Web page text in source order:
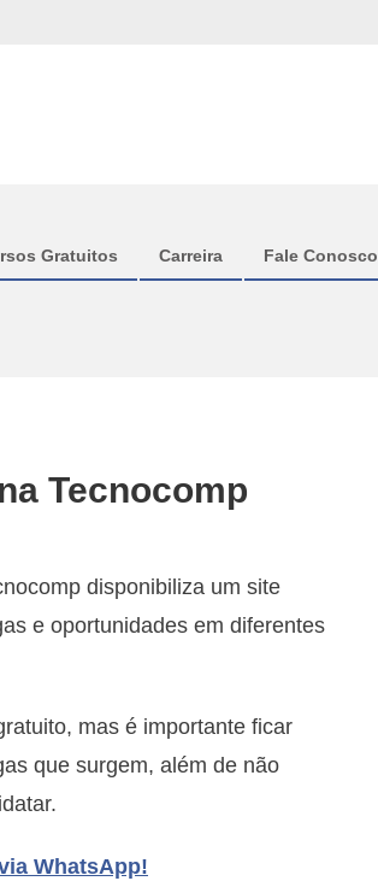
Gratuitos Carreira Fale Conosco
Tecnocomp
disponibiliza um site
e oportunidades em diferentes
mas é importante ficar
que surgem, além de não
WhatsApp!